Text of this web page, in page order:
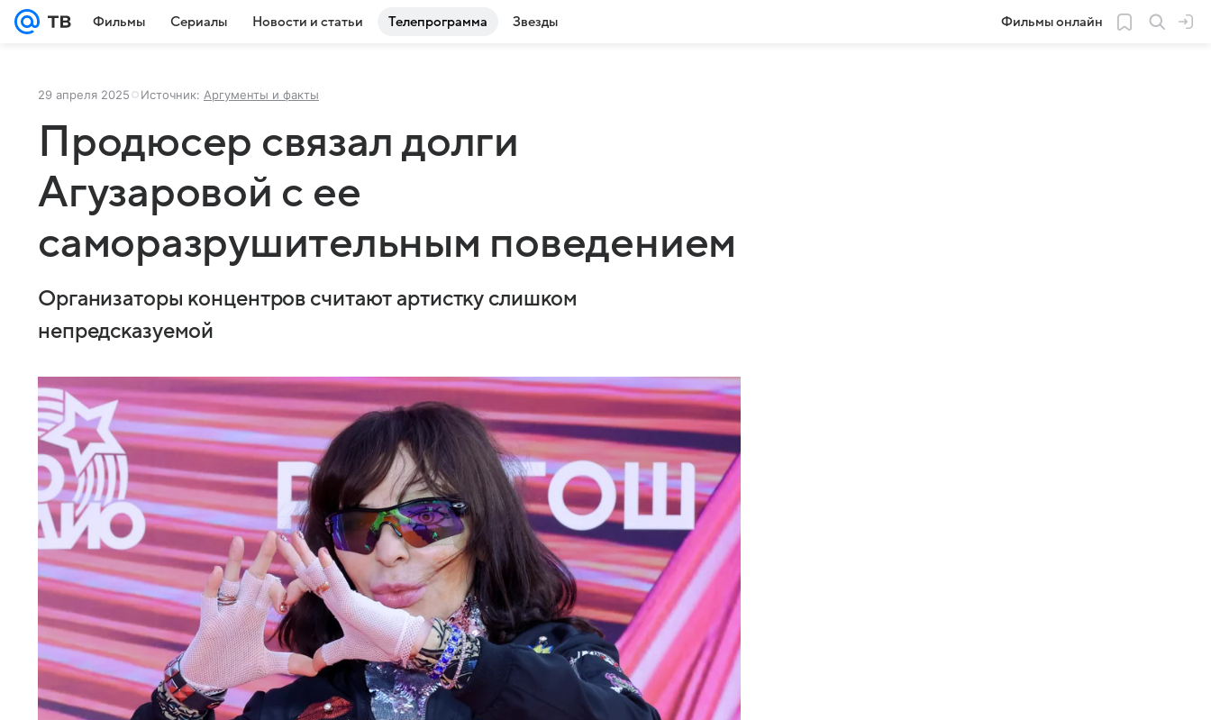
Фильмы Сериалы Новости и статьи Телепрограмма Звезды Фильмы онлайн
29 апреля 2025 Источник: Аргументы и факты
Продюсер связал долги
Агузаровой с ее
саморазрушительным поведением
Организаторы концентров считают артистку слишком
непредсказуемой